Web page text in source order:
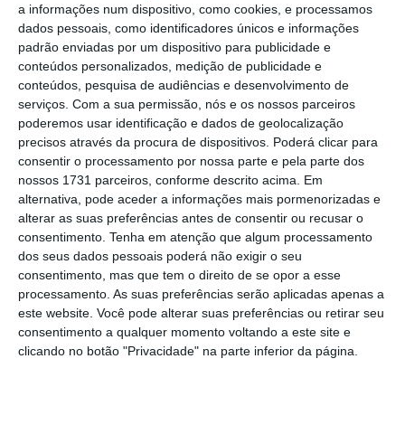
a informações num dispositivo, como cookies, e processamos
dados pessoais, como identificadores únicos e informações
padrão enviadas por um dispositivo para publicidade e
conteúdos personalizados, medição de publicidade e
conteúdos, pesquisa de audiências e desenvolvimento de
serviços. Com a sua permissão, nós e os nossos parceiros
poderemos usar identificação e dados de geolocalização
precisos através da procura de dispositivos. Poderá clicar para
consentir o processamento por nossa parte e pela parte dos
nossos 1731 parceiros, conforme descrito acima. Em
alternativa, pode aceder a informações mais pormenorizadas e
alterar as suas preferências antes de consentir ou recusar o
consentimento. Tenha em atenção que algum processamento
dos seus dados pessoais poderá não exigir o seu
consentimento, mas que tem o direito de se opor a esse
processamento. As suas preferências serão aplicadas apenas a
este website. Você pode alterar suas preferências ou retirar seu
consentimento a qualquer momento voltando a este site e
clicando no botão "Privacidade" na parte inferior da página.
https://eco.sapo.pt/quote/mario-vaz-estamos-num-momento-de-impasse-com-crescentes-dificuldades-que-tornam/ Copiar
Assine o ECO Premium
No momento em que a informação é
mais importante do que nunca, apoie
o jornalismo independente e rigoroso.
De que forma? Assine o ECO Premium e
tenha acesso a notícias exclusivas, à
opinião que conta, às reportagens e
especiais que mostram o outro lado da
história.